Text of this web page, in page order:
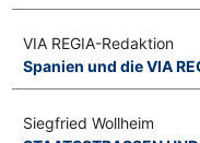
VIA REGIA-Redaktion
Spanien und die VIA
Siegfried Wollheim